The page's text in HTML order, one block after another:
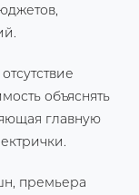
объяснять
главную
премьера